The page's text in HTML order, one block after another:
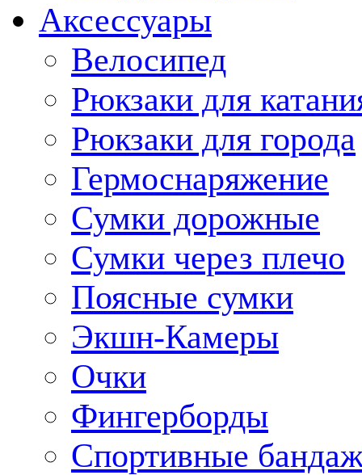
Аксессуары
Велосипед
Рюкзаки для
Рюкзаки для города
Гермоснаряжение
Сумки дорожные
Сумки через плечо
Поясные сумки
Экшн-Камеры
Очки
Фингерборды
Спортивные